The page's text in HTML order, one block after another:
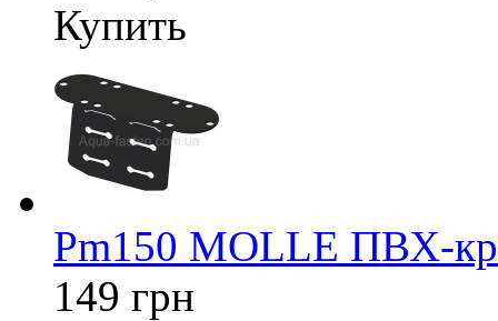
Купить
Pm150 MOLLE ПВХ-
149 грн